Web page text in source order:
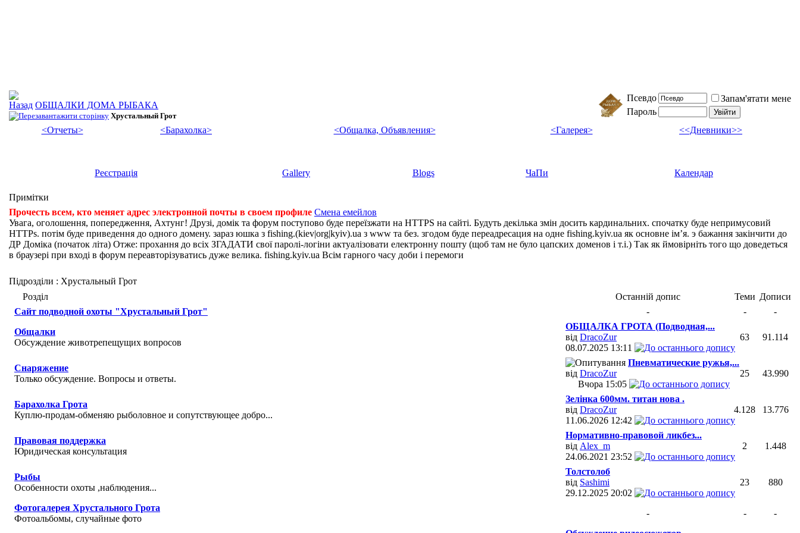
ОБЩАЛКИ ДОМА РЫБАКА
Хрустальный Грот
Псевдо
Запам'ятати мене
Пароль
<Отчеты>
<Барахолка> <Общалка, Объявления> <Галерея> <<Дневники>>
Реєстрація Gallery Blogs ЧаПи Календар
Примітки
Прочесть всем, кто меняет адрес электронной почты в своем профиле Смена емейлов
Увага, оголошення, попередження, Ахтунг! Друзі, домік та форум поступово буде переїзжати на HTTPS на сайті. Будуть декілька змін досить кардинальних. спочатку буде непримусовий
HTTPs. потім буде приведення до одного домену. зараз юшка з fishing.(kiev|org|kyiv).ua з www та без. згодом буде переадресация на одне fishing.kyiv.ua як основне імʼя. э бажання закінчити до
ДР Доміка (початок літа) Отже: прохання до всіх ЗГАДАТИ свої паролі-логіни актуалізовати електронну пошту (щоб там не було цапских доменов і т.і.) Так як ймовірніть того що доведеться
в браузері при вході в форум переавторізуватись дуже велика. fishing.kyiv.ua Всім гарного часу доби і перемоги
Підрозділи : Хрустальный Грот
Розділ
Останній допис Теми Дописи
Сайт подводной охоты "Хрустальный Грот"
- -
-
Общалки
Обсуждение животрепещущих вопросов
ОБЩАЛКА ГРОТА (Подводная,...
від DracoZur
08.07.2025 13:11
63 91.114
Снаряжение
Только обсуждение. Вопросы и ответы.
Пневматические ружья,...
від DracoZur
Вчора 15:05
25 43.990
Барахолка Грота
Куплю-продам-обменяю рыболовное и сопутствующее добро...
Зелінка 600мм. титан нова .
від DracoZur
11.06.2026 12:42
4.128 13.776
Правовая поддержка
Юридическая консультация
Нормативно-правовой ликбез...
від Alex_m
24.06.2021 23:52
2 1.448
Рыбы
Особенности охоты ,наблюдения...
Толстолоб
від Sashimi
29.12.2025 20:02
23 880
Фотогалерея Хрустального Грота
Фотоальбомы, случайные фото
- -
-